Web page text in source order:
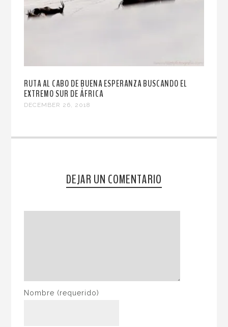
RUTA AL CABO DE BUENA ESPERANZA BUSCANDO EL
EXTREMO SUR DE ÁFRICA
DECEMBER 26, 2018
DEJAR UN COMENTARIO
Nombre (requerido)